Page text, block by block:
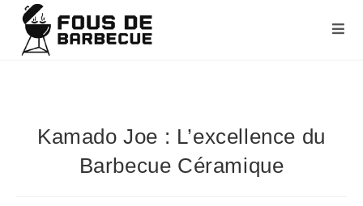
Kamado Joe : L’excellence du
Barbecue Céramique